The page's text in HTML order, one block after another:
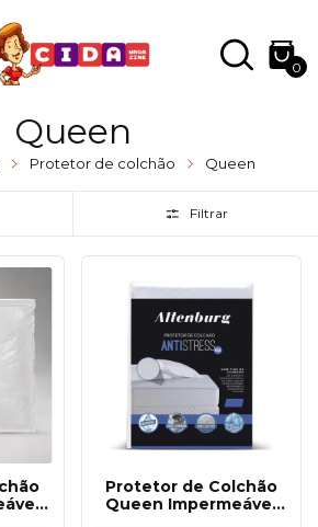
0
Queen
Protetor de colchão Queen
Filtrar
Protetor de Colchão
Queen Impermeável